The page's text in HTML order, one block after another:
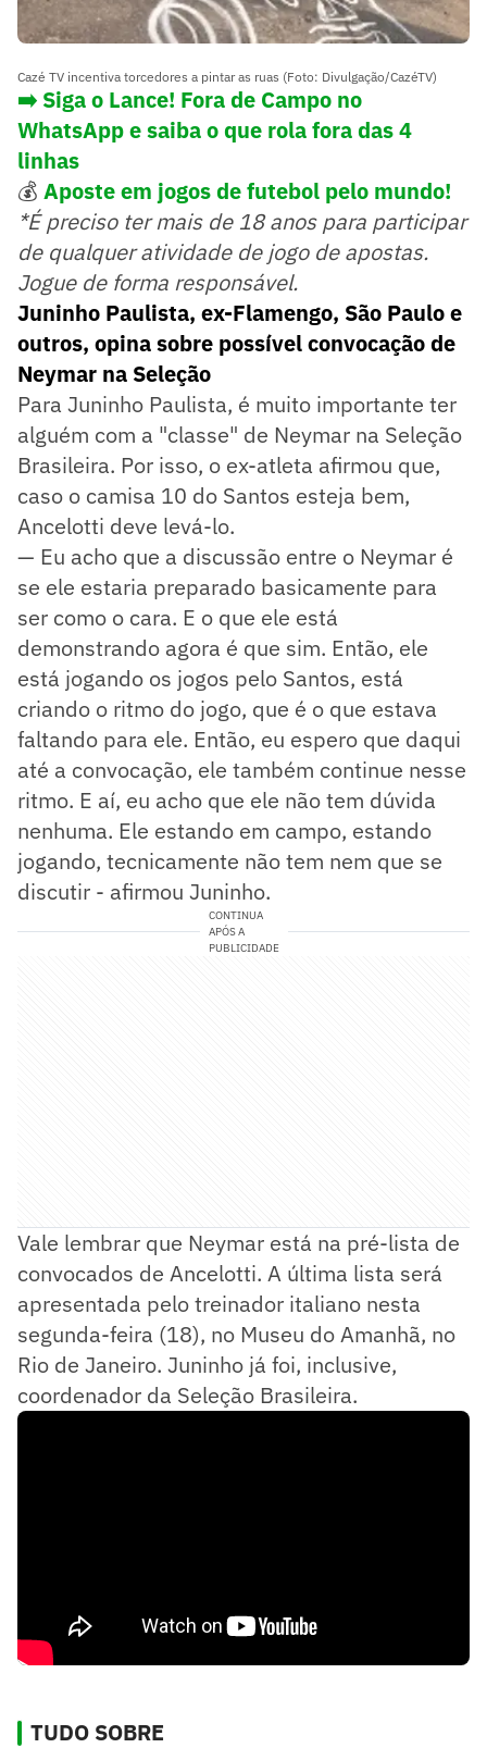
Cazé TV incentiva torcedores a pintar as ruas (Foto: Divulgação/CazéTV)
➡️ Siga o Lance! Fora de Campo no
WhatsApp e saiba o que rola fora das 4
linhas
💰 Aposte em jogos de futebol pelo mundo!
*É preciso ter mais de 18 anos para participar
de qualquer atividade de jogo de apostas.
Jogue de forma responsável.
Juninho Paulista, ex-Flamengo, São Paulo e
outros, opina sobre possível convocação de
Neymar na Seleção
Para Juninho Paulista, é muito importante ter
alguém com a "classe" de Neymar na Seleção
Brasileira. Por isso, o ex-atleta afirmou que,
caso o camisa 10 do Santos esteja bem,
Ancelotti deve levá-lo.
— Eu acho que a discussão entre o Neymar é
se ele estaria preparado basicamente para
ser como o cara. E o que ele está
demonstrando agora é que sim. Então, ele
está jogando os jogos pelo Santos, está
criando o ritmo do jogo, que é o que estava
faltando para ele. Então, eu espero que daqui
até a convocação, ele também continue nesse
ritmo. E aí, eu acho que ele não tem dúvida
nenhuma. Ele estando em campo, estando
jogando, tecnicamente não tem nem que se
discutir - afirmou Juninho.
CONTINUA
APÓS A
PUBLICIDADE
Vale lembrar que Neymar está na pré-lista de
convocados de Ancelotti. A última lista será
apresentada pelo treinador italiano nesta
segunda-feira (18), no Museu do Amanhã, no
Rio de Janeiro. Juninho já foi, inclusive,
coordenador da Seleção Brasileira.
TUDO SOBRE